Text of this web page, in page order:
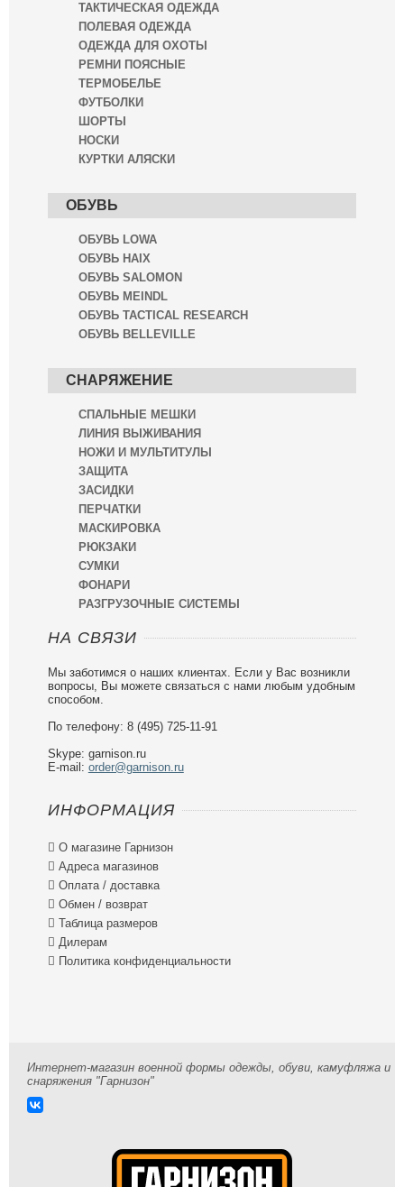
ТАКТИЧЕСКАЯ ОДЕЖДА
ПОЛЕВАЯ ОДЕЖДА
ОДЕЖДА ДЛЯ ОХОТЫ
РЕМНИ ПОЯСНЫЕ
ТЕРМОБЕЛЬЕ
ФУТБОЛКИ
ШОРТЫ
НОСКИ
КУРТКИ АЛЯСКИ
ОБУВЬ
ОБУВЬ LOWA
ОБУВЬ HAIX
ОБУВЬ SALOMON
ОБУВЬ MEINDL
ОБУВЬ TACTICAL RESEARCH
ОБУВЬ BELLEVILLE
СНАРЯЖЕНИЕ
СПАЛЬНЫЕ МЕШКИ
ЛИНИЯ ВЫЖИВАНИЯ
НОЖИ И МУЛЬТИТУЛЫ
ЗАЩИТА
ЗАСИДКИ
ПЕРЧАТКИ
МАСКИРОВКА
РЮКЗАКИ
СУМКИ
ФОНАРИ
РАЗГРУЗОЧНЫЕ СИСТЕМЫ
НА СВЯЗИ
Мы заботимся о наших клиентах. Если у Вас возникли
вопросы, Вы можете связаться с нами любым удобным
способом.
По телефону: 8 (495) 725-11-91
Skype: garnison.ru
E-mail: order@garnison.ru
ИНФОРМАЦИЯ
 О магазине Гарнизон
 Адреса магазинов
 Оплата / доставка
 Обмен / возврат
 Таблица размеров
 Дилерам
 Политика конфиденциальности
Интернет-магазин военной формы одежды, обуви, камуфляжа и
снаряжения "Гарнизон"